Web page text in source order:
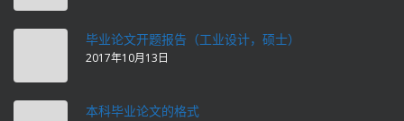
毕业论文开题报告（工业设计，硕士）
2017年10月13日
本科毕业论文的格式